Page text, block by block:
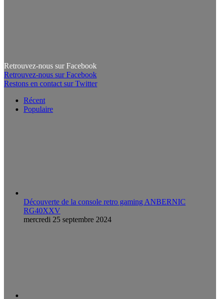
Retrouvez-nous sur Facebook
Retrouvez-nous sur Facebook
Restons en contact sur Twitter
Récent
Populaire
Découverte de la console retro gaming ANBERNIC
RG40XXV
mercredi 25 septembre 2024